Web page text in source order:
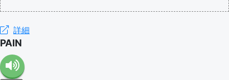
詳細
PAIN